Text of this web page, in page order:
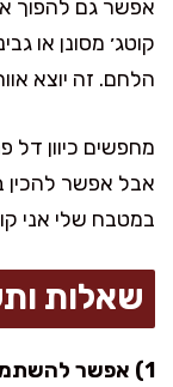
קוטג׳ מסונן או
הלחם. זה יוצא
מחפשים כיוון דל
אבל אפשר להכין
במטבח שלי אני
שאלות
1) אפשר להשתמש באורז חם?